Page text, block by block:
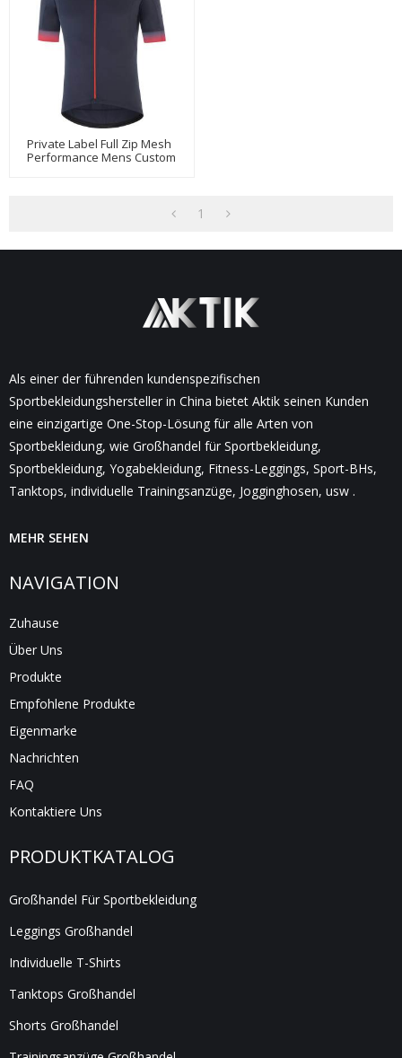
Private Label Full Zip Mesh
Performance Mens Custom
1
Als einer der führenden kundenspezifischen
Sportbekleidungshersteller in China bietet Aktik seinen Kunden
eine einzigartige One-Stop-Lösung für alle Arten von
Sportbekleidung, wie Großhandel für Sportbekleidung,
Sportbekleidung, Yogabekleidung, Fitness-Leggings, Sport-BHs,
Tanktops, individuelle Trainingsanzüge, Jogginghosen, usw .
MEHR SEHEN
NAVIGATION
Zuhause
Über Uns
Produkte
Empfohlene Produkte
Eigenmarke
Nachrichten
FAQ
Kontaktiere Uns
PRODUKTKATALOG
Großhandel Für Sportbekleidung
Leggings Großhandel
Individuelle T-Shirts
Tanktops Großhandel
Shorts Großhandel